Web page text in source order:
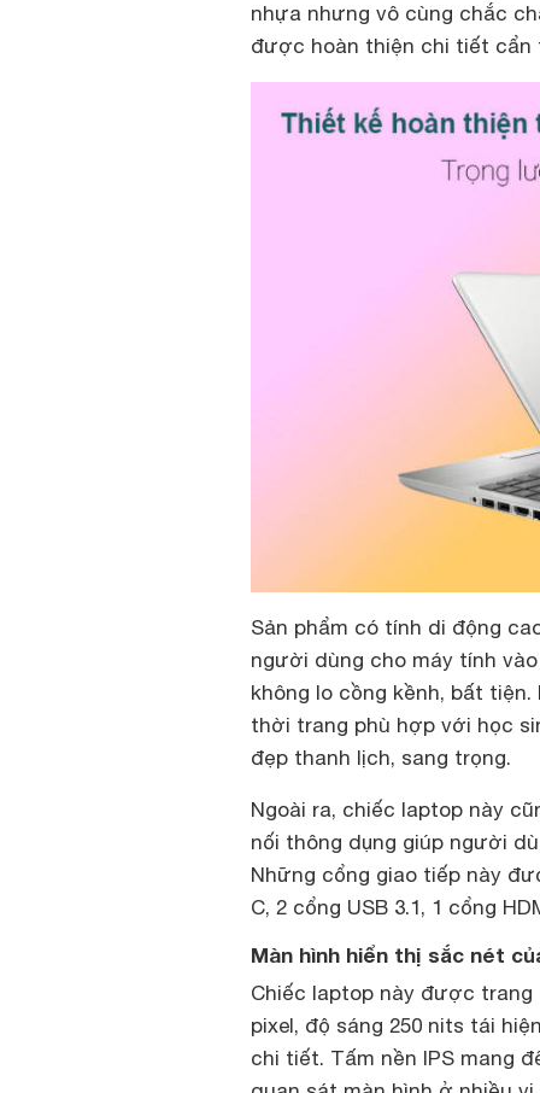
nhựa nhưng vô cùng chắc
được hoàn thiện chi tiết cẩn
Sản phẩm có tính di động
người dùng cho máy tính
không lo cồng kềnh, bất
thời trang phù hợp với học
đẹp thanh lịch, sang trọng.
Ngoài ra, chiếc laptop này
nối thông dụng giúp người
Những cổng giao tiếp này
C, 2 cổng USB 3.1, 1 cổng
Màn hình hiển thị sắc nét
Chiếc laptop này được trang
pixel, độ sáng 250 nits tái
chi tiết. Tấm nền IPS mang